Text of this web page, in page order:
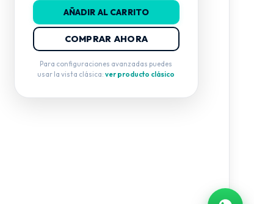
AÑADIR AL CARRITO
COMPRAR AHORA
Para configuraciones avanzadas puedes
usar la vista clásica:ver producto clásico